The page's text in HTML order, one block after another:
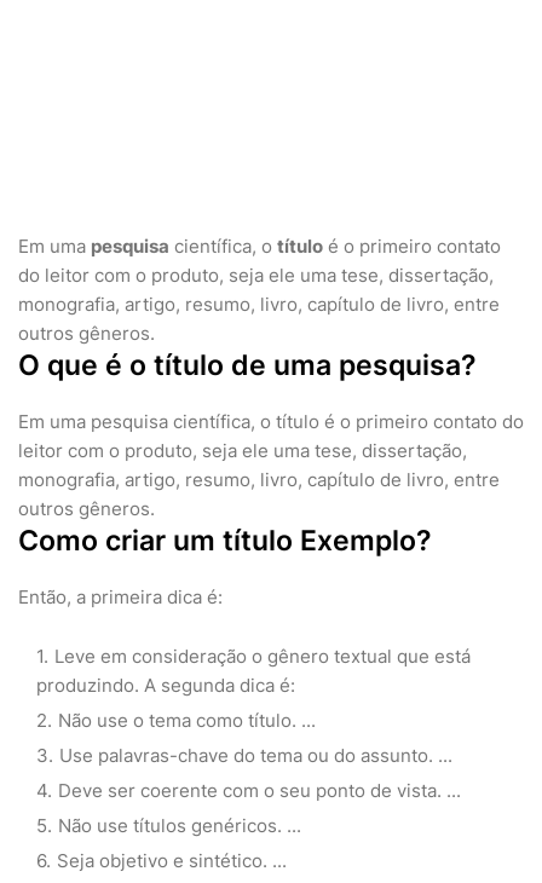
Em uma pesquisa científica, o título é o primeiro contato
do leitor com o produto, seja ele uma tese, dissertação,
monografia, artigo, resumo, livro, capítulo de livro, entre
outros gêneros.
O que é o título de uma pesquisa?
Em uma pesquisa científica, o título é o primeiro contato do
leitor com o produto, seja ele uma tese, dissertação,
monografia, artigo, resumo, livro, capítulo de livro, entre
outros gêneros.
Como criar um título Exemplo?
Então, a primeira dica é:
Leve em consideração o gênero textual que está
produzindo. A segunda dica é:
Não use o tema como título. ...
Use palavras-chave do tema ou do assunto. ...
Deve ser coerente com o seu ponto de vista. ...
Não use títulos genéricos. ...
Seja objetivo e sintético. ...